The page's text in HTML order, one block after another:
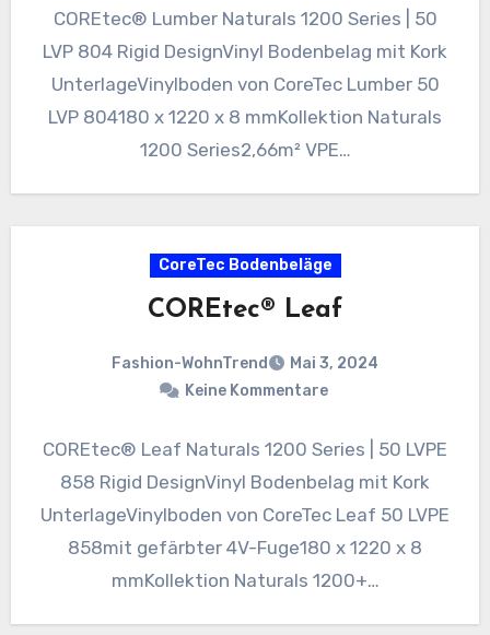
COREtec® Lumber Naturals 1200 Series | 50
LVP 804 Rigid DesignVinyl Bodenbelag mit Kork
UnterlageVinylboden von CoreTec Lumber 50
LVP 804180 x 1220 x 8 mmKollektion Naturals
1200 Series2,66m² VPE…
CoreTec Bodenbeläge
COREtec® Leaf
Fashion-WohnTrend
Mai 3, 2024
Keine Kommentare
COREtec® Leaf Naturals 1200 Series | 50 LVPE
858 Rigid DesignVinyl Bodenbelag mit Kork
UnterlageVinylboden von CoreTec Leaf 50 LVPE
858mit gefärbter 4V-Fuge180 x 1220 x 8
mmKollektion Naturals 1200+…